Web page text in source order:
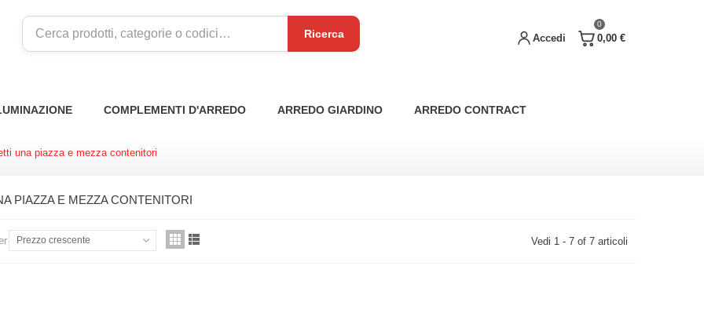
0
0,00 €
Accedi
Ricerca
COMPLEMENTI D'ARREDO ARREDO GIARDINO ARREDO CONTRACT
una piazza e mezza contenitori
PIAZZA E MEZZA CONTENITORI
Prezzo crescente Vedi 1 - 7 of 7 articoli